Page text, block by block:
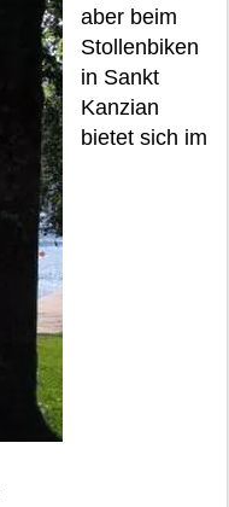
aber beim
Stollenbiken
in Sankt
Kanzian
bietet sich im